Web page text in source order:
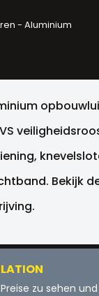
- Aluminium
Bekijk
zu sehen